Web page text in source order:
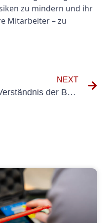
zu mindern und ihr
Mitarbeiter – zu
NEXT
Verständnis der Bedeutung wiederkehrender Inspektionen elektrischer Systeme nach DIN VDE 0105